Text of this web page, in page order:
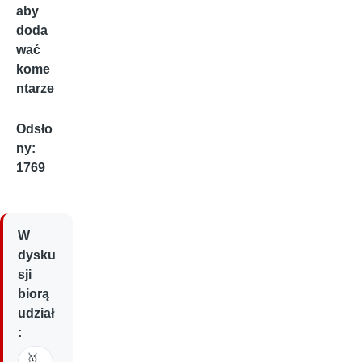
aby
doda
wać
kome
ntarze
Odsło
ny:
1769
W
dysku
sji
biorą
udział
:
🥇